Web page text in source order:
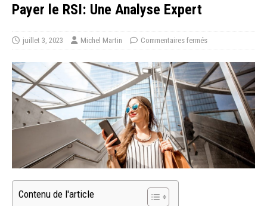
Payer le RSI: Une Analyse Expert
juillet 3, 2023 Michel Martin Commentaires fermés
Contenu de l'article